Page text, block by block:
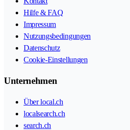
Hilfe & FAQ
Impressum
Nutzungsbedingungen
Datenschutz
Cookie-Einstellungen
Unternehmen
Über local.ch
localsearch.ch
search.ch